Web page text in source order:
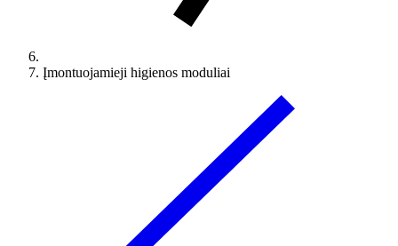
Įmontuojamieji higienos moduliai